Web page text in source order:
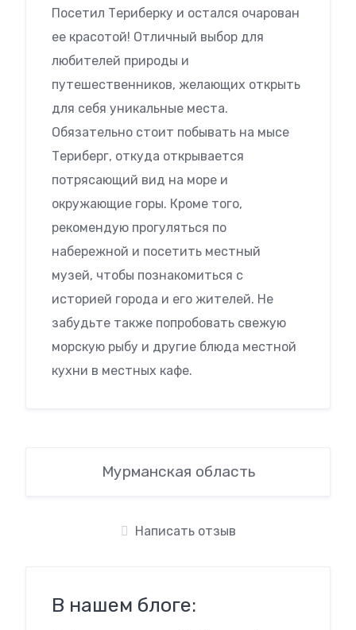
Посетил Териберку и остался очарован
ее красотой! Отличный выбор для
любителей природы и
путешественников, желающих открыть
для себя уникальные места.
Обязательно стоит побывать на мысе
Териберг, откуда открывается
потрясающий вид на море и
окружающие горы. Кроме того,
рекомендую прогуляться по
набережной и посетить местный
музей, чтобы познакомиться с
историей города и его жителей. Не
забудьте также попробовать свежую
морскую рыбу и другие блюда местной
кухни в местных кафе.
Мурманская область
Написать отзыв
В нашем блоге: